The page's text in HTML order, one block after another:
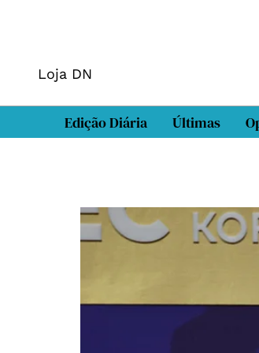
Loja DN
Edição Diária Últimas